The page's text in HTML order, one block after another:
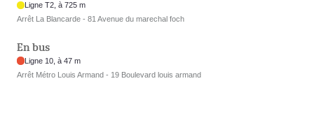
Ligne T2, à 725 m
Arrêt La Blancarde - 81 Avenue du marechal foch
En bus
Ligne 10, à 47 m
Arrêt Métro Louis Armand - 19 Boulevard louis armand